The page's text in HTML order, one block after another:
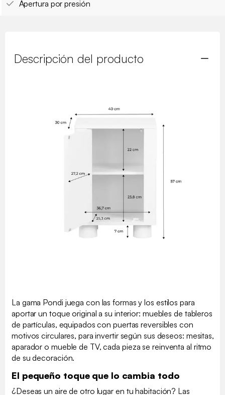
Apertura por presión
Descripción del producto
La gama Pondi juega con las formas y los estilos para
aportar un toque original a su interior: muebles de tableros
de partículas, equipados con puertas reversibles con
motivos circulares, para invertir según sus deseos: mesitas,
aparador o mueble de TV, cada pieza se reinventa al ritmo
de su decoración.
El pequeño toque que lo cambia todo
¿Deseas un aire de otro lugar en tu habitación? Las